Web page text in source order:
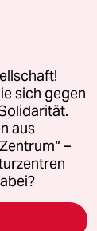
Genehmigungen
AGB
sich gegen
aus
–